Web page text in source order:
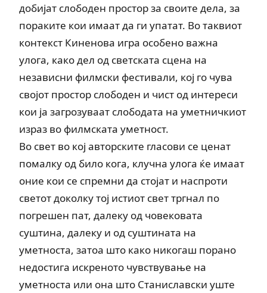
добијат слободен простор за своите дела, за
пораките кои имаат да ги упатат. Во таквиот
контекст Киненова игра особено важна
улога, како дел од светската сцена на
независни филмски фестивали, кој го чува
својот простор слободен и чист од интереси
кои ја загрозуваат слободата на уметничкиот
израз во филмската уметност.
Во свет во кој авторските гласови се ценат
помалку од било кога, клучна улога ќе имаат
оние кои се спремни да стојат и наспроти
светот доколку тој истиот свет тргнал по
погрешен пат, далеку од човековата
суштина, далеку и од суштината на
уметноста, затоа што како никогаш порано
недостига искреното чувствување на
уметноста или она што Станиславски уште